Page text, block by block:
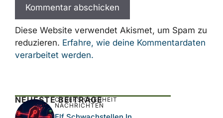
Diese Website verwendet Akismet, um Spam zu
reduzieren. Erfahre, wie deine Kommentardaten
verarbeitet werden.
NEUESTE BEITRÄGE
CYBERSICHERHEIT
NACHRICHTEN